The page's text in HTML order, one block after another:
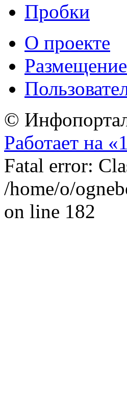
Пробки
О проекте
©
Работает на
Fatal error:
/home/o/
on line 182